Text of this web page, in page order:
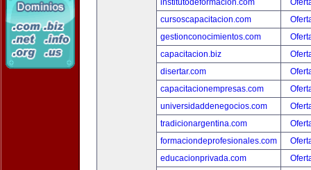
institutodeformacion.com
cursoscapacitacion.com
gestionconocimientos.com
capacitacion.biz
disertar.com
capacitacionempresas.com
universidaddenegocios.com
tradicionargentina.com
formaciondeprofesionales.com
educacionprivada.com